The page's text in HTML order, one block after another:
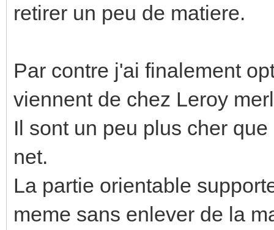
retirer un peu de matiere.
Par contre j'ai finalement
viennent de chez Leroy
Il sont un peu plus cher
net.
La partie orientable
meme sans enlever de la